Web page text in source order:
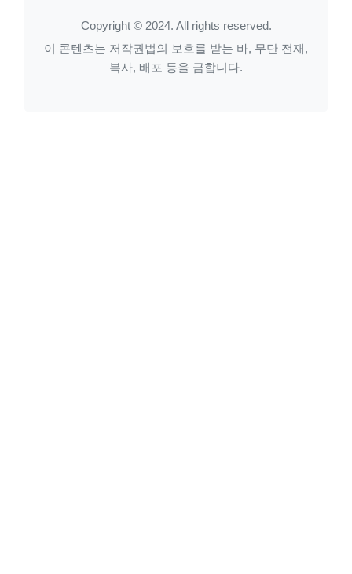
Copyright © 2024. All rights reserved.
이 콘텐츠는 저작권법의 보호를 받는 바, 무단 전재,
복사, 배포 등을 금합니다.